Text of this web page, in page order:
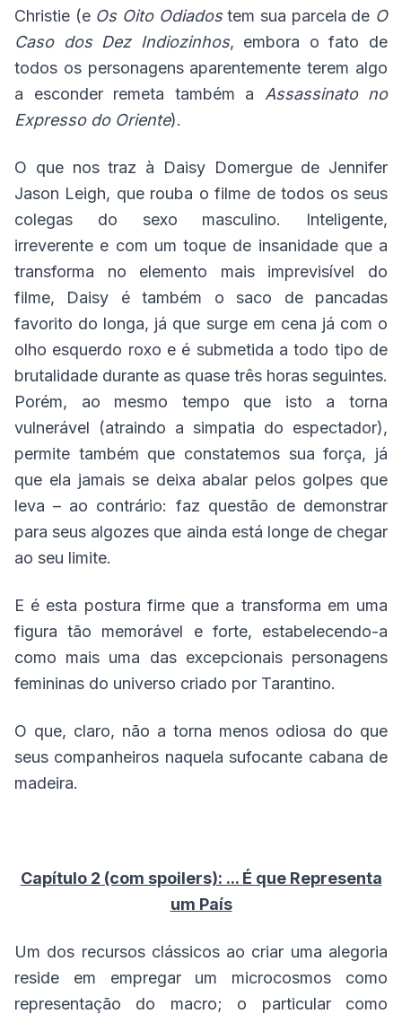
Christie (e Os Oito Odiadostem sua parcela de O
Caso dos Dez Indiozinhos, embora o fato de
todos os personagens aparentemente terem algo
a esconder remeta também a Assassinato no
Expresso do Oriente).
O que nos traz à Daisy Domergue de Jennifer
Jason Leigh, que rouba o filme de todos os seus
colegas do sexo masculino. Inteligente,
irreverente e com um toque de insanidade que a
transforma no elemento mais imprevisível do
filme, Daisy é também o saco de pancadas
favorito do longa, já que surge em cena já com o
olho esquerdo roxo e é submetida a todo tipo de
brutalidade durante as quase três horas seguintes.
Porém, ao mesmo tempo que isto a torna
vulnerável (atraindo a simpatia do espectador),
permite também que constatemos sua força, já
que ela jamais se deixa abalar pelos golpes que
leva – ao contrário: faz questão de demonstrar
para seus algozes que ainda está longe de chegar
ao seu limite.
E é esta postura firme que a transforma em uma
figura tão memorável e forte, estabelecendo-a
como mais uma das excepcionais personagens
femininas do universo criado por Tarantino.
O que, claro, não a torna menos odiosa do que
seus companheiros naquela sufocante cabana de
madeira.
Capítulo 2 (com spoilers): ... É que Representa
um País
Um dos recursos clássicos ao criar uma alegoria
reside em empregar um microcosmos como
representação do macro; o particular como